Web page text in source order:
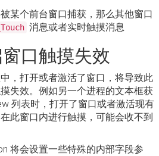
某个前台窗口捕获，那么其他窗口
消息或者实时触摸消息
口触摸失效
，打开或者激活了窗口，将导致此
失效。例如另一个进程的文本框获
列表时，打开了窗口或者激活现有
此窗口内进行触摸，可能会收不到
将会设置一些特殊的内部字段参